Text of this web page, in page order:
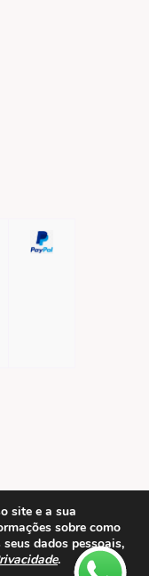
site e a sua
sobre como
dados pessoais,
.